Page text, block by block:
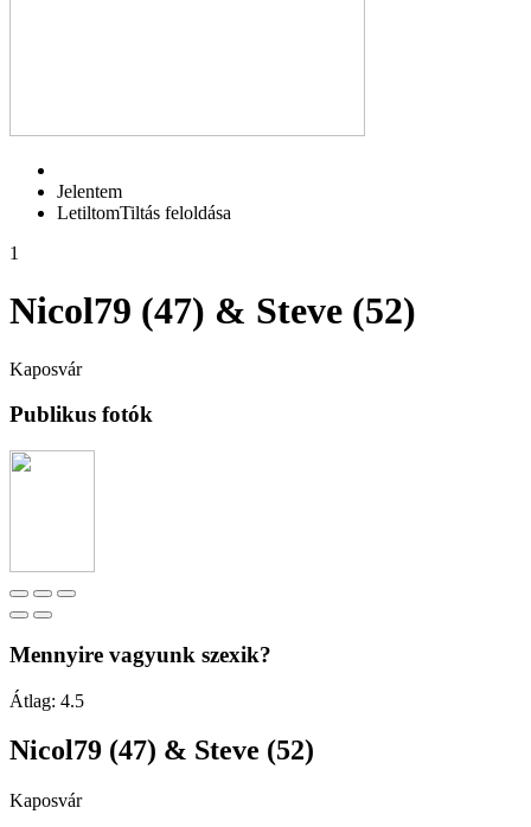
Jelentem
LetiltomTiltás feloldása
1
Nicol79 (47) & Steve (52)
Kaposvár
Publikus fotók
Mennyire vagyunk szexik?
Átlag: 4.5
Nicol79 (47) & Steve (52)
Kaposvár